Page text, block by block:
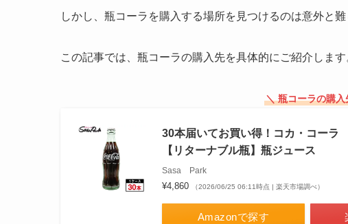
しかし、瓶コーラを購入する場所を見つけるのは意外と難
この記事では、瓶コーラの購入先を具体的にご紹介します
＼ 瓶コーラの購
30本届いてお買い得！コカ・コ
【リターナブル瓶】瓶ジュース
Sasa Park
¥4,860 （2026/06/25 06:11時点 | 楽天市場調べ）
Amazonで探す